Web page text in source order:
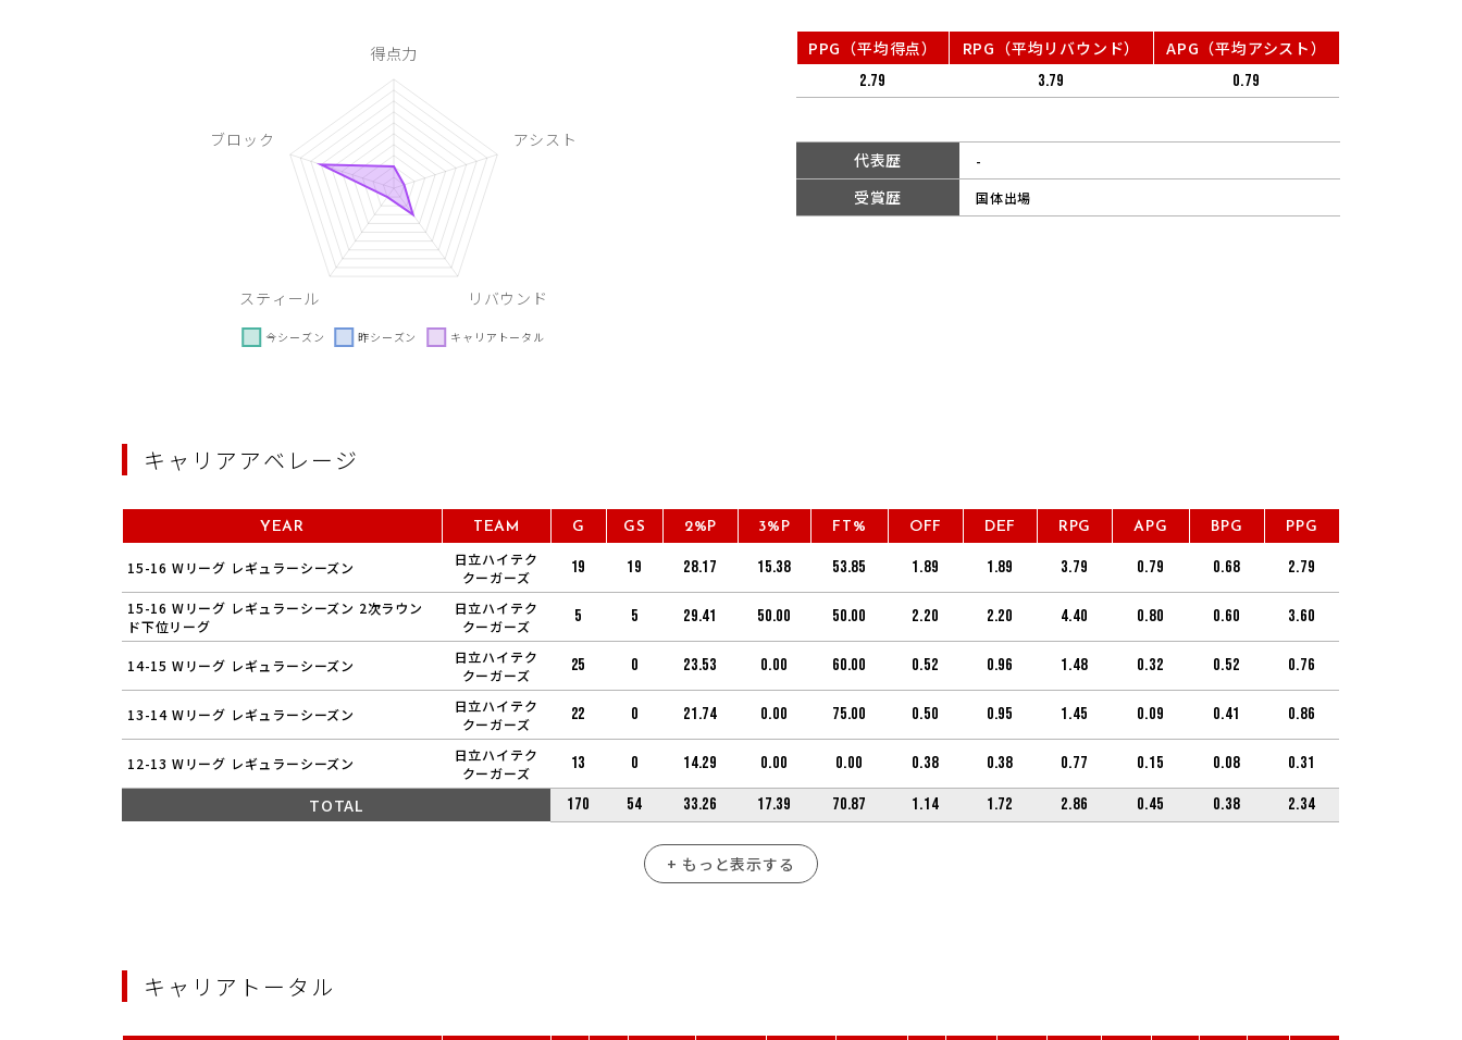
PPG（平均得点） RPG（平均リバウンド） APG（平均アシスト）
2.79 3.79 0.79
代表歴 -
受賞歴 国体出場
キャリアアベレージ
YEAR TEAM G GS 2%P 3%P FT% OFF DEF RPG APG BPG PPG
15-16 Wリーグ レギュラーシーズン
日立ハイテク
クーガーズ
19 19 28.17 15.38 53.85 1.89 1.89 3.79 0.79 0.68 2.79
15-16 Wリーグ レギュラーシーズン 2次ラウン
ド下位リーグ
日立ハイテク
クーガーズ
5 5 29.41 50.00 50.00 2.20 2.20 4.40 0.80 0.60 3.60
14-15 Wリーグ レギュラーシーズン
日立ハイテク
クーガーズ
25 0 23.53 0.00 60.00 0.52 0.96 1.48 0.32 0.52 0.76
13-14 Wリーグ レギュラーシーズン
日立ハイテク
クーガーズ
22 0 21.74 0.00 75.00 0.50 0.95 1.45 0.09 0.41 0.86
12-13 Wリーグ レギュラーシーズン
日立ハイテク
クーガーズ
13 0 14.29 0.00 0.00 0.38 0.38 0.77 0.15 0.08 0.31
TOTAL 170 54 33.26 17.39 70.87 1.14 1.72 2.86 0.45 0.38 2.34
+ もっと表示する
キャリアトータル